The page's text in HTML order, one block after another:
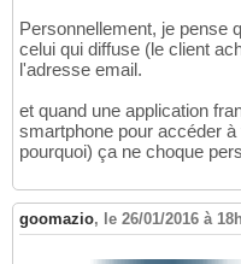
Personnellement, je pense
celui qui diffuse (le client
l'adresse email.
et quand une application
smartphone pour accéder
pourquoi) ça ne choque
goomazio, le 26/01/2016 à